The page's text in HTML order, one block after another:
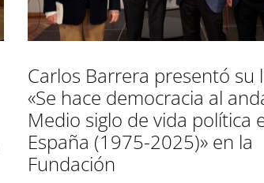
Carlos Barrera presentó su
«Se hace democracia al
Medio siglo de vida política
España (1975-2025)» en la
Fundación